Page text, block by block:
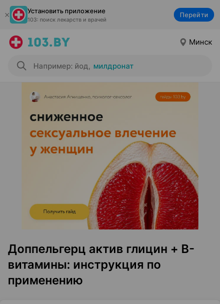
Установить приложение
103: поиск лекарств и врачей
Перейти
Минск
Например: йод, милдронат
Доппельгерц актив глицин + B-
витамины: инструкция по
применению